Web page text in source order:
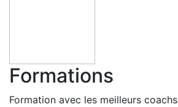
Formations
Formation avec les meilleurs coachs